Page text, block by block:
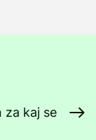
za kaj se